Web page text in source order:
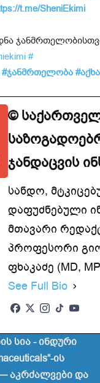
t.me/SheniEkimi
#
#ჯანმრთელობა
©
ჯანდაცვის
სანდო,
დაფუძნებული
მთავარი
პროფესორი
ფხაკაძე (MD,
See Full Bio
სია - ინდური
ის
აკრძალვები და